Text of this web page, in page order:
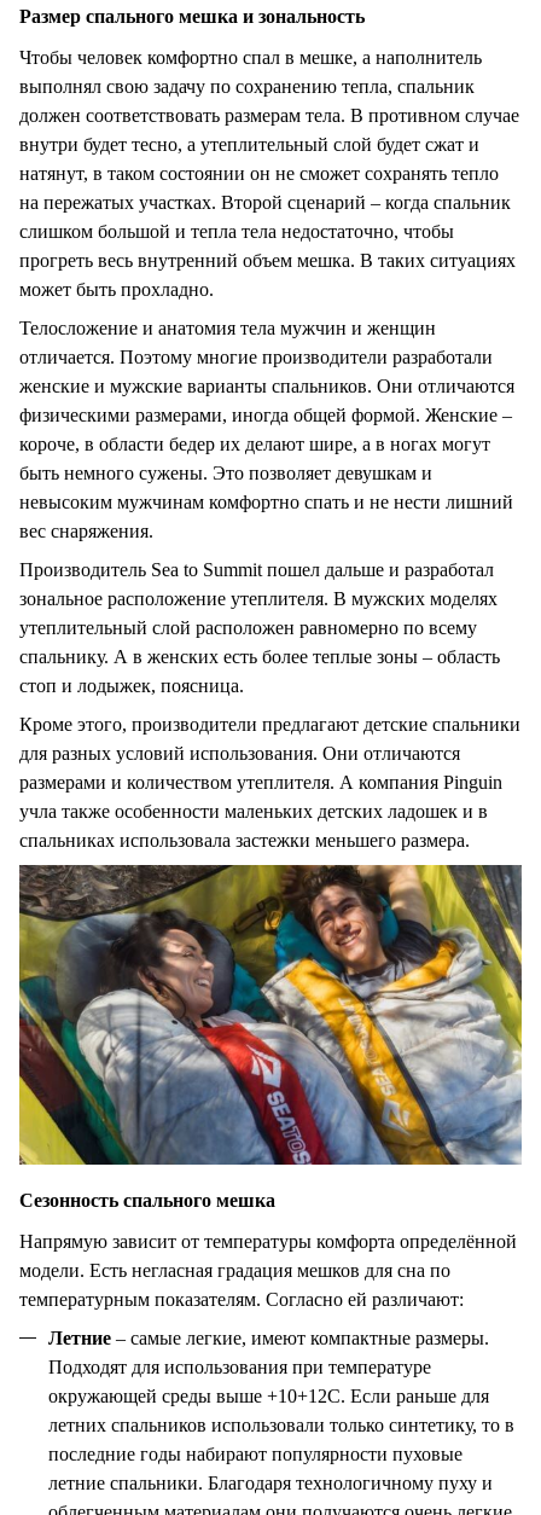
Размер спального мешка и зональность
Чтобы человек комфортно спал в мешке, а наполнитель
выполнял свою задачу по сохранению тепла, спальник
должен соответствовать размерам тела. В противном случае
внутри будет тесно, а утеплительный слой будет сжат и
натянут, в таком состоянии он не сможет сохранять тепло
на пережатых участках. Второй сценарий – когда спальник
слишком большой и тепла тела недостаточно, чтобы
прогреть весь внутренний объем мешка. В таких ситуациях
может быть прохладно.
Телосложение и анатомия тела мужчин и женщин
отличается. Поэтому многие производители разработали
женские и мужские варианты спальников. Они отличаются
физическими размерами, иногда общей формой. Женские –
короче, в области бедер их делают шире, а в ногах могут
быть немного сужены. Это позволяет девушкам и
невысоким мужчинам комфортно спать и не нести лишний
вес снаряжения.
Производитель Sea to Summit пошел дальше и разработал
зональное расположение утеплителя. В мужских моделях
утеплительный слой расположен равномерно по всему
спальнику. А в женских есть более теплые зоны – область
стоп и лодыжек, поясница.
Кроме этого, производители предлагают детские спальники
для разных условий использования. Они отличаются
размерами и количеством утеплителя. А компания Pinguin
учла также особенности маленьких детских ладошек и в
спальниках использовала застежки меньшего размера.
Сезонность спального мешка
Напрямую зависит от температуры комфорта определённой
модели. Есть негласная градация мешков для сна по
температурным показателям. Согласно ей различают:
Летние – самые легкие, имеют компактные размеры.
Подходят для использования при температуре
окружающей среды выше +10+12С. Если раньше для
летних спальников использовали только синтетику, то в
последние годы набирают популярности пуховые
летние спальники. Благодаря технологичному пуху и